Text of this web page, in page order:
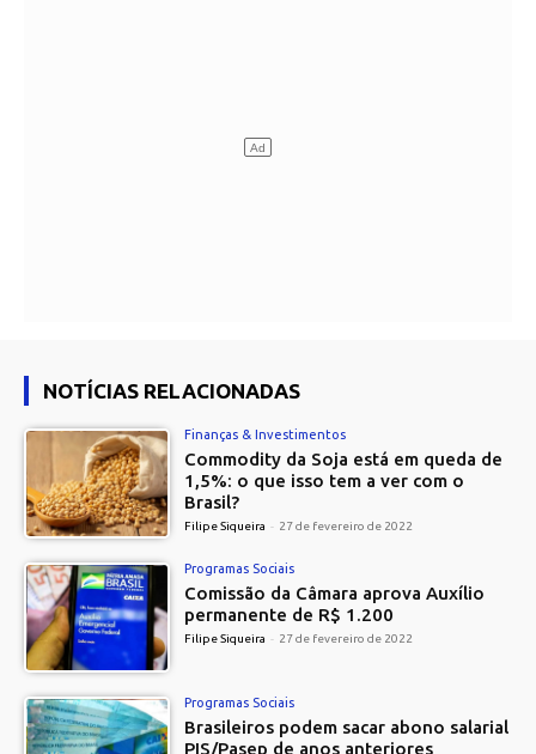
NOTÍCIAS RELACIONADAS
Finanças & Investimentos
Commodity da Soja está em queda de
1,5%: o que isso tem a ver com o
Brasil?
Filipe Siqueira - 27 de fevereiro de 2022
Programas Sociais
Comissão da Câmara aprova Auxílio
permanente de R$ 1.200
Filipe Siqueira - 27 de fevereiro de 2022
Programas Sociais
Brasileiros podem sacar abono salarial
PIS/Pasep de anos anteriores